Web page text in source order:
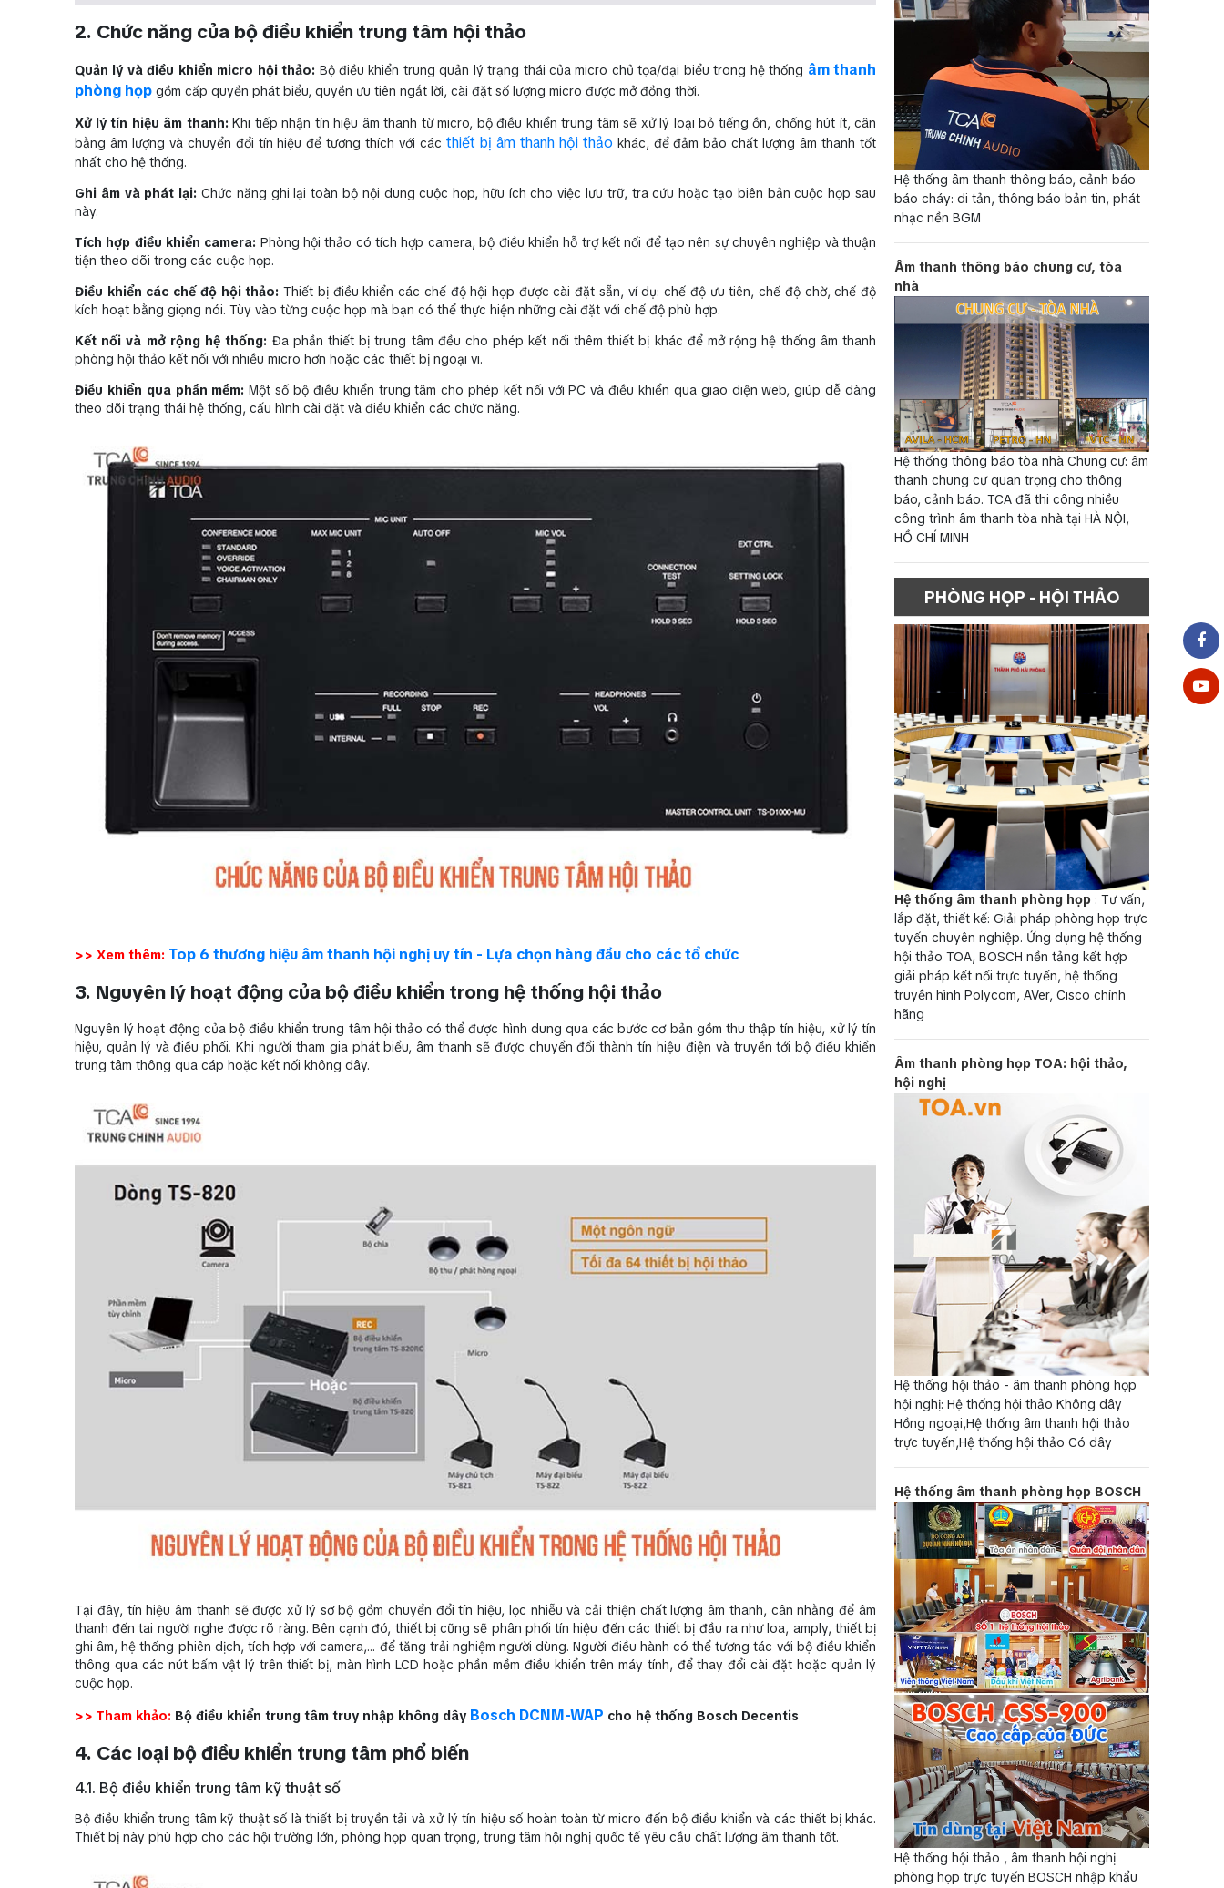
2. Chức năng của bộ điều khiển trung tâm hội thảo
Quản lý và điều khiển micro hội thảo: Bộ điều khiển trung quản lý trạng thái của micro chủ tọa/đại biểu trong hệ thống âm thanh
phòng họp gồm cấp quyền phát biểu, quyền ưu tiên ngắt lời, cài đặt số lượng micro được mở đồng thời.
Xử lý tín hiệu âm thanh: Khi tiếp nhận tín hiệu âm thanh từ micro, bộ điều khiển trung tâm sẽ xử lý loại bỏ tiếng ồn, chống hút ít, cân
bằng âm lượng và chuyển đổi tín hiệu để tương thích với cácthiết bị âm thanh hội thảo khác, để đảm bảo chất lượng âm thanh tốt
nhất cho hệ thống.
Ghi âm và phát lại: Chức năng ghi lại toàn bộ nội dung cuộc họp, hữu ích cho việc lưu trữ, tra cứu hoặc tạo biên bản cuộc họp sau
này.
Tích hợp điều khiển camera: Phòng hội thảo có tích hợp camera, bộ điều khiển hỗ trợ kết nối để tạo nên sự chuyên nghiệp và thuận
tiện theo dõi trong các cuộc họp.
Điều khiển các chế độ hội thảo: Thiết bị điều khiển các chế độ hội họp được cài đặt sẵn, ví dụ: chế độ ưu tiên, chế độ chờ, chế độ
kích hoạt bằng giọng nói. Tùy vào từng cuộc họp mà bạn có thể thực hiện những cài đặt với chế độ phù hợp.
Kết nối và mở rộng hệ thống: Đa phần thiết bị trung tâm đều cho phép kết nối thêm thiết bị khác để mở rộng hệ thống âm thanh
phòng hội thảo kết nối với nhiều micro hơn hoặc các thiết bị ngoại vi.
Điều khiển qua phần mềm: Một số bộ điều khiển trung tâm cho phép kết nối với PC và điều khiển qua giao diện web, giúp dễ dàng
theo dõi trạng thái hệ thống, cấu hình cài đặt và điều khiển các chức năng.
>> Xem thêm: Top 6 thương hiệu âm thanh hội nghị uy tín - Lựa chọn hàng đầu cho các tổ chức
3. Nguyên lý hoạt động của bộ điều khiển trong hệ thống hội thảo
Nguyên lý hoạt động của bộ điều khiển trung tâm hội thảo có thể được hình dung qua các bước cơ bản gồm thu thập tín hiệu, xử lý tín
hiệu, quản lý và điều phối. Khi người tham gia phát biểu, âm thanh sẽ được chuyển đổi thành tín hiệu điện và truyền tới bộ điều khiển
trung tâm thông qua cáp hoặc kết nối không dây.
Tại đây, tín hiệu âm thanh sẽ được xử lý sơ bộ gồm chuyển đổi tín hiệu, lọc nhiễu và cải thiện chất lượng âm thanh, cân nhằng để âm
thanh đến tai người nghe được rõ ràng. Bên cạnh đó, thiết bị cũng sẽ phân phối tín hiệu đến các thiết bị đầu ra như loa, amply, thiết bị
ghi âm, hệ thống phiên dịch, tích hợp với camera,… để tăng trải nghiệm người dùng. Người điều hành có thể tương tác với bộ điều khiển
thông qua các nút bấm vật lý trên thiết bị, màn hình LCD hoặc phần mềm điều khiển trên máy tính, để thay đổi cài đặt hoặc quản lý
cuộc họp.
>> Tham khảo: Bộ điều khiển trung tâm truy nhập không dây Bosch DCNM-WAP cho hệ thống Bosch Decentis
4. Các loại bộ điều khiển trung tâm phổ biến
4.1. Bộ điều khiển trung tâm kỹ thuật số
Bộ điều khiển trung tâm kỹ thuật số là thiết bị truyền tải và xử lý tín hiệu số hoàn toàn từ micro đến bộ điều khiển và các thiết bị khác.
Thiết bị này phù hợp cho các hội trường lớn, phòng họp quan trọng, trung tâm hội nghị quốc tế yêu cầu chất lượng âm thanh tốt.
Hệ thống âm thanh thông báo, cảnh báo
báo cháy: di tản, thông báo bản tin, phát
nhạc nền BGM
Âm thanh thông báo chung cư, tòa
nhà
Hệ thống thông báo tòa nhà Chung cư: âm
thanh chung cư quan trọng cho thông
báo, cảnh báo. TCA đã thi công nhiều
công trình âm thanh tòa nhà tại HÀ NỘI,
HỒ CHÍ MINH
PHÒNG HỌP - HỘI THẢO
Hệ thống âm thanh phòng họp : Tư vấn,
lắp đặt, thiết kế: Giải pháp phòng họp trực
tuyến chuyên nghiệp. Ứng dụng hệ thống
hội thảo TOA, BOSCH nền tảng kết hợp
giải pháp kết nối trực tuyến, hệ thống
truyền hình Polycom, AVer, Cisco chính
hãng
Âm thanh phòng họp TOA: hội thảo,
hội nghị
Hệ thống hội thảo - âm thanh phòng họp
hội nghị: Hệ thống hội thảo Không dây
Hồng ngoại,Hệ thống âm thanh hội thảo
trực tuyến,Hệ thống hội thảo Có dây
Hệ thống âm thanh phòng họp BOSCH
Hệ thống hội thảo , âm thanh hội nghị
phòng họp trực tuyến BOSCH nhập khẩu